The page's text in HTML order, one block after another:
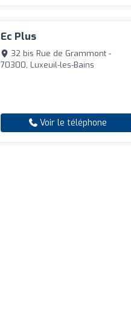
Ec Plus
32 bis Rue de Grammont -
70300, Luxeuil-les-Bains
Voir le téléphone